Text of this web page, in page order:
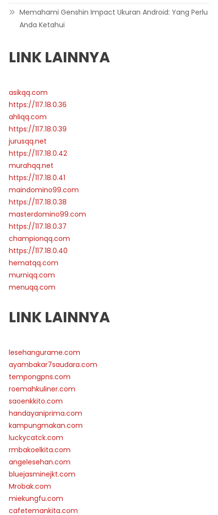
Memahami Genshin Impact Ukuran Android: Yang Perlu
Anda Ketahui
LINK LAINNYA
asikqq.com
https://117.18.0.36
ahliqq.com
https://117.18.0.39
jurusqq.net
https://117.18.0.42
murahqq.net
https://117.18.0.41
maindomino99.com
https://117.18.0.38
masterdomino99.com
https://117.18.0.37
championqq.com
https://117.18.0.40
hematqq.com
murniqq.com
menuqq.com
LINK LAINNYA
lesehangurame.com
ayambakar7saudara.com
tempongpns.com
roemahkuliner.com
saoenkkito.com
handayaniprima.com
kampungmakan.com
luckycatck.com
rmbakoelkita.com
angelesehan.com
bluejasminejkt.com
Mrobak.com
miekungfu.com
cafetemankita.com